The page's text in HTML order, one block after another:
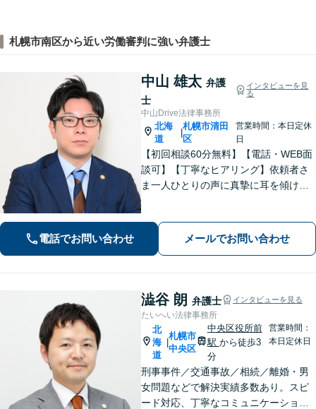
札幌市南区から近い労働審判に強い弁護士
中山 雄太 弁護
士
インタビューを見
る
中山Drive法律事務所
北海
道
|
札幌市清田
区
営業時間：本日定休
日
【初回相談60分無料】【電話・WEB面
談可】【丁寧なヒアリング】依頼者さ
ま一人ひとりの声に真摯に耳を傾け、
度弁護士にご相談ください。最善の解
決策を共に考えていきましょう。
電話でお問い合わせ メールでお問い合わせ
澁谷 朗 弁護士 インタビューを見る
たいへい法律事務所
北
海
道
札幌市
中央区
中央区役所前
駅 から徒歩3
分
営業時間：
本日定休日
刑事事件／交通事故／相続／離婚・男
女問題などで解決実績多数あり。スピ
ード対応、丁寧なコミュニケーション